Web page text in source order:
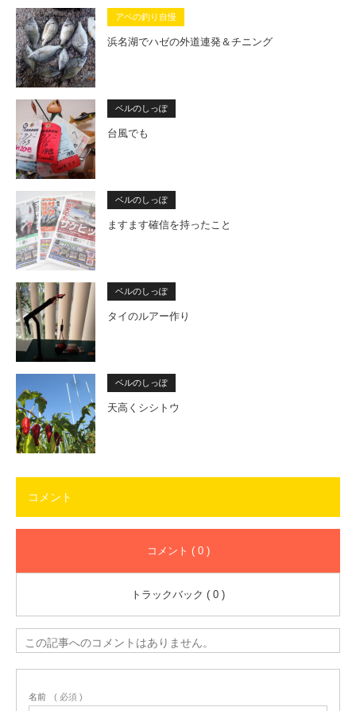
アベの釣り自慢
浜名湖でハゼの外道連発＆チニング
ベルのしっぽ
台風でも
ベルのしっぽ
ますます確信を持ったこと
ベルのしっぽ
タイのルアー作り
ベルのしっぽ
天高くシシトウ
コメント
コメント ( 0 )
トラックバック ( 0 )
この記事へのコメントはありません。
名前 ( 必須 )